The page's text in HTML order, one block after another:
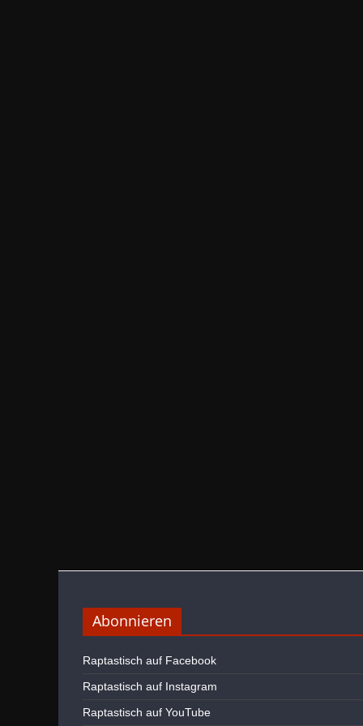
Abonnieren
Raptastisch auf Facebook
Raptastisch auf Instagram
Raptastisch auf YouTube